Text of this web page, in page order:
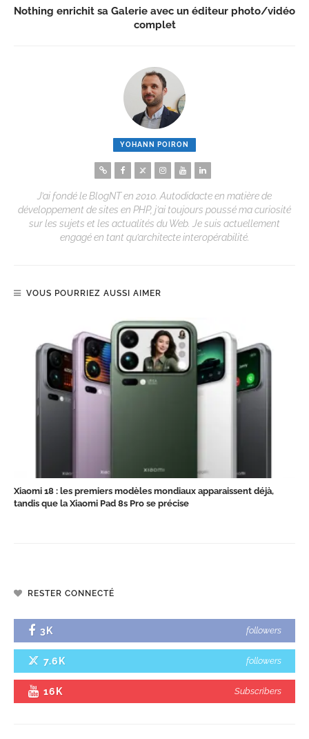
Nothing enrichit sa Galerie avec un éditeur photo/vidéo
complet
YOHANN POIRON
J’ai fondé le BlogNT en 2010. Autodidacte en matière de
développement de sites en PHP, j’ai toujours poussé ma curiosité
sur les sujets et les actualités du Web. Je suis actuellement
engagé en tant qu’architecte interopérabilité.
VOUS POURRIEZ AUSSI AIMER
Xiaomi 18 : les premiers modèles mondiaux apparaissent déjà,
tandis que la Xiaomi Pad 8s Pro se précise
RESTER CONNECTÉ
3K followers
7.6K followers
16K Subscribers